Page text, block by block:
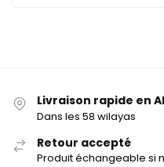
Livraison rapide en
Dans les 58 wilayas
Retour accepté
Produit échangeable si